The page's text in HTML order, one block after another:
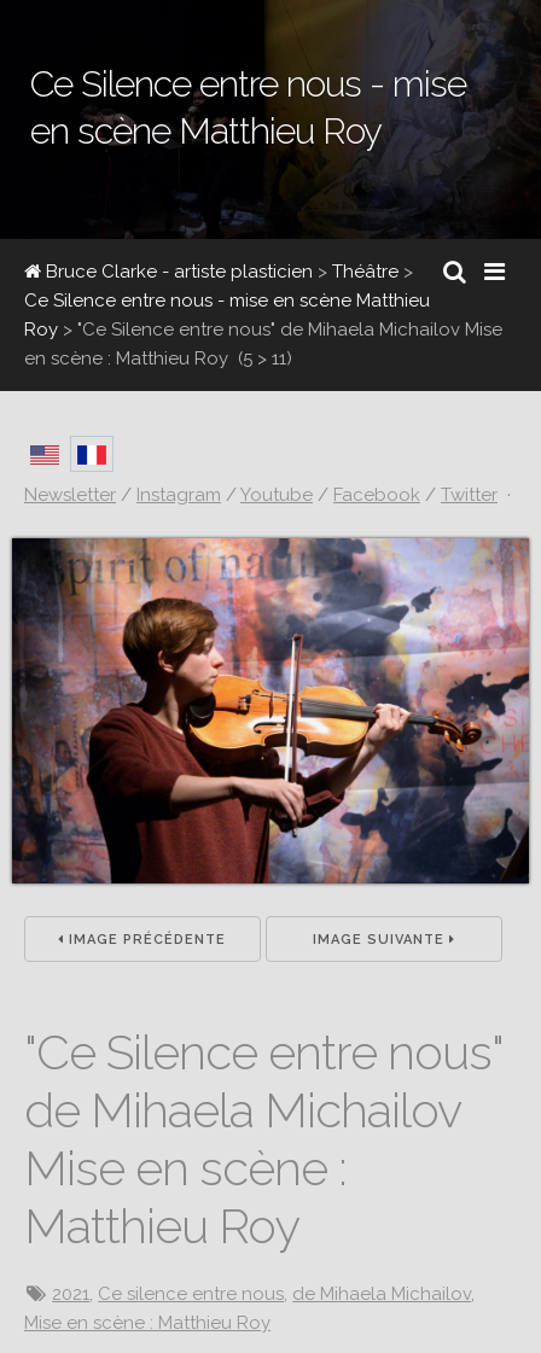
Ce Silence entre nous - mise
en scène Matthieu Roy
Bruce Clarke - artiste plasticien > Théâtre >
Ce Silence entre nous - mise en scène Matthieu
Roy > "Ce Silence entre nous" de Mihaela Michailov Mise
en scène : Matthieu Roy (5 > 11)
Newsletter / Instagram /Youtube / Facebook / Twitter ·
IMAGE PRÉCÉDENTE IMAGE SUIVANTE
"Ce Silence entre nous"
de Mihaela Michailov
Mise en scène :
Matthieu Roy
2021, Ce silence entre nous, de Mihaela Michailov,
Mise en scène : Matthieu Roy